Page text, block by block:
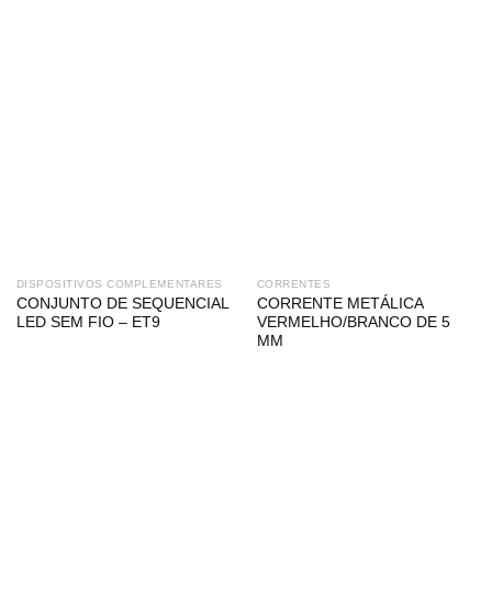
DISPOSITIVOS COMPLEMENTARES
CONJUNTO DE SEQUENCIAL
LED SEM FIO – ET9
CORRENTES
CORRENTE METÁLICA
VERMELHO/BRANCO DE 5
MM